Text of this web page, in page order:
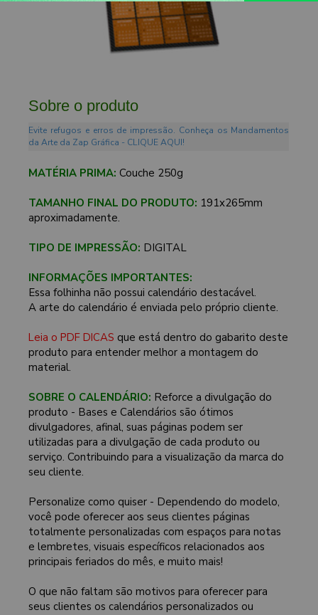
Sobre o produto
Evite refugos e erros de impressão. Conheça os Mandamentos
da Arte da Zap Gráfica - CLIQUE AQUI!
MATÉRIA PRIMA: Couche 250g
TAMANHO FINAL DO PRODUTO: 191x265mm
aproximadamente.
TIPO DE IMPRESSÃO: DIGITAL
INFORMAÇÕES IMPORTANTES:
Essa folhinha não possui calendário destacável.
A arte do calendário é enviada pelo próprio cliente.
Leia o PDF DICAS que está dentro do gabarito deste
produto para entender melhor a montagem do
material.
SOBRE O CALENDÁRIO: Reforce a divulgação do
produto - Bases e Calendários são ótimos
divulgadores, afinal, suas páginas podem ser
utilizadas para a divulgação de cada produto ou
serviço. Contribuindo para a visualização da marca do
seu cliente.
Personalize como quiser - Dependendo do modelo,
você pode oferecer aos seus clientes páginas
totalmente personalizadas com espaços para notas
e lembretes, visuais específicos relacionados aos
principais feriados do mês, e muito mais!
O que não faltam são motivos para oferecer para
seus clientes os calendários personalizados ou